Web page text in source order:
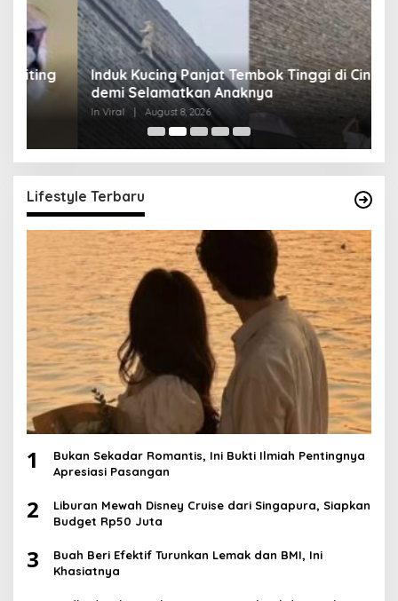
Induk Kucing Panjat Tembok Tinggi di Cina
demi Selamatkan Anaknya
August 8, 2026
Lifestyle Terbaru
1
Bukan Sekadar Romantis, Ini Bukti Ilmiah Pentingnya
Apresiasi Pasangan
2
Liburan Mewah Disney Cruise dari Singapura, Siapkan
Budget Rp50 Juta
3
Buah Beri Efektif Turunkan Lemak dan BMI, Ini
Khasiatnya